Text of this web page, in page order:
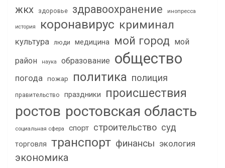
жкх здоровье здравоохранение инопресса
история коронавирус криминал
культура люди медицина мой город мой
район
наука образование общество
погода пожар политика полиция
правительство праздники происшествия
ростов ростовская область
социальная сфера спорт строительство суд
торговля транспорт финансы экология
экономика